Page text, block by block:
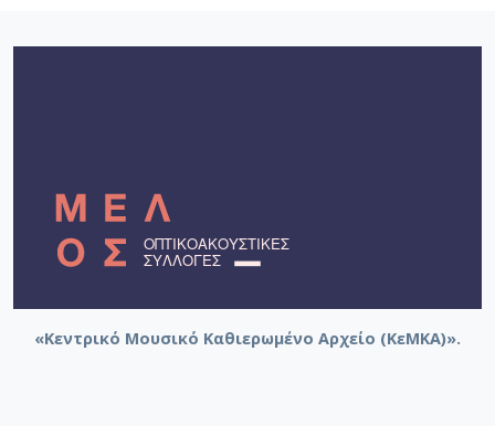
«Κεντρικό Μουσικό Καθιερωμένο Αρχείο (ΚεΜΚΑ)».